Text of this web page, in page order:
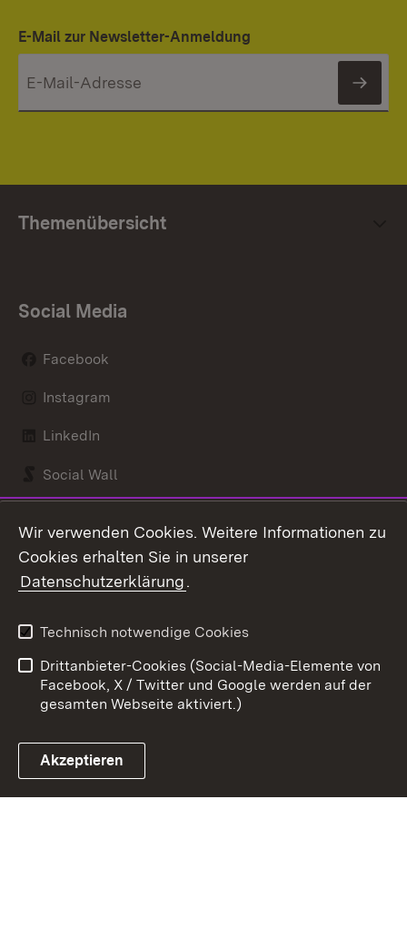
E-Mail zur Newsletter-Anmeldung
Themenübersicht
Social Media
Facebook
Instagram
LinkedIn
Social Wall
Link zum Landesportal
Kontakt
Barrierefreiheit
Impressum
Cookies
Wir verwenden Cookies. Weitere Informationen zu
Cookies erhalten Sie in unserer
Datenschutzerklärung.
Technisch notwendige Cookies
Drittanbieter-Cookies (Social-Media-Elemente von
Facebook, X / Twitter und Google werden auf der
gesamten Webseite aktiviert.)
Akzeptieren